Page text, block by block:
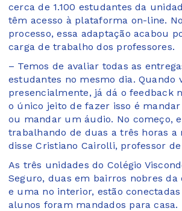
cerca de 1.100 estudantes da
têm acesso à plataforma on-line.
processo, essa adaptação acabou
carga de trabalho dos professores.
– Temos de avaliar todas as
estudantes no mesmo dia. Quando
presencialmente, já dá o feedback
o único jeito de fazer isso é
ou mandar um áudio. No começo,
trabalhando de duas a três horas a
disse Cristiano Cairolli, professor
As três unidades do Colégio
Seguro, duas em bairros nobres
e uma no interior, estão
alunos foram mandados para